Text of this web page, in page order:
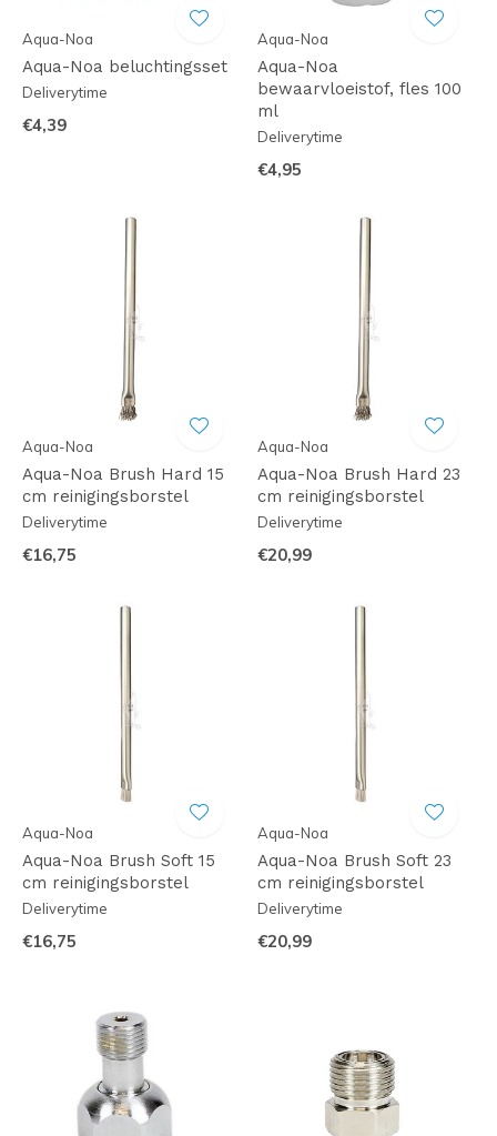
Aqua-Noa
Aqua-Noa beluchtingsset
Deliverytime
€4,39
Aqua-Noa
Aqua-Noa
bewaarvloeistof, fles 100
ml
Deliverytime
€4,95
Aqua-Noa
Aqua-Noa Brush Hard 15
cm reinigingsborstel
Deliverytime
€16,75
Aqua-Noa
Aqua-Noa Brush Hard 23
cm reinigingsborstel
Deliverytime
€20,99
Aqua-Noa
Aqua-Noa Brush Soft 15
cm reinigingsborstel
Deliverytime
€16,75
Aqua-Noa
Aqua-Noa Brush Soft 23
cm reinigingsborstel
Deliverytime
€20,99